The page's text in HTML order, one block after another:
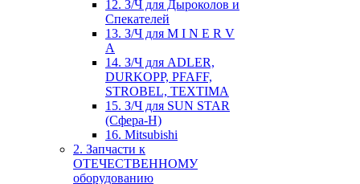
12. З/Ч для Дыроколов и
Спекателей
13. З/Ч для M I N E R V
A
14. З/Ч для ADLER,
DURKOPP, PFAFF,
STROBEL, TEXTIMA
15. З/Ч для SUN STAR
(Сфера-Н)
16. Mitsubishi
2. Запчасти к
ОТЕЧЕСТВЕННОМУ
оборудованию